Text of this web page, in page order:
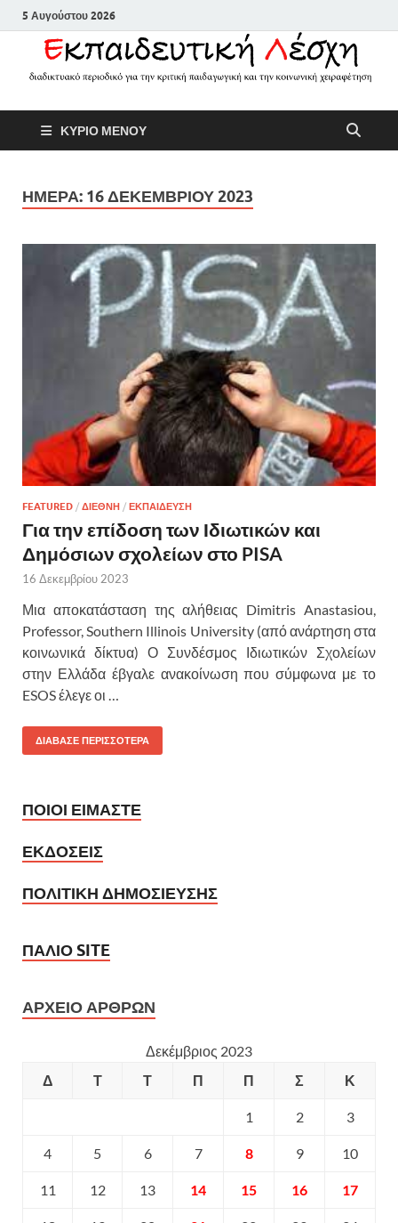
5 Αυγούστου 2026
κριτική παιδαγωγική και την
κοινωνική χειραφέτηση
ΚΥΡΙΟ ΜΕΝΟΥ
ΗΜΕΡΑ: 16 ΔΕΚΕΜΒΡΙΟΥ 2023
FEATURED / ΔΙΕΘΝΗ / ΕΚΠΑΙΔΕΥΣΗ
Για την επίδοση των Ιδιωτικών και
Δημόσιων σχολείων στο PISA
16 Δεκεμβρίου 2023
Μια αποκατάσταση της αλήθειας Dimitris Anastasiou,
Professor, Southern Illinois University (από ανάρτηση στα
κοινωνικά δίκτυα) Ο Συνδέσμος Ιδιωτικών Σχολείων
στην Ελλάδα έβγαλε ανακοίνωση που σύμφωνα με το
ESOS έλεγε οι …
ΔΙΑΒΑΣΕ ΠΕΡΙΣΣΟΤΕΡΑ
ΠΟΙΟΙ ΕΙΜΑΣΤΕ
ΕΚΔΟΣΕΙΣ
ΠΟΛΙΤΙΚΗ ΔΗΜΟΣΙΕΥΣΗΣ
ΠΑΛΙΟ SITE
ΑΡΧΕΙΟ ΑΡΘΡΩΝ
Δεκέμβριος 2023
Δ
Τ Τ Π Π Σ Κ
1 2 3
4 5 6 7 8 9 10
11 12 13 14 15 16 17